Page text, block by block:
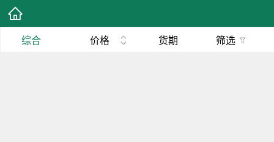
综合 价格 货期 筛选